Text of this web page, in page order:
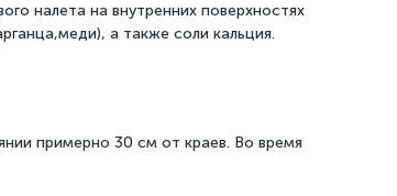
налета на внутренних поверхностях
а также соли кальция.
примерно 30 см от краев. Во время